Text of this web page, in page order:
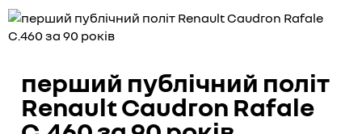
перший публічний політ
Renault Caudron Rafale